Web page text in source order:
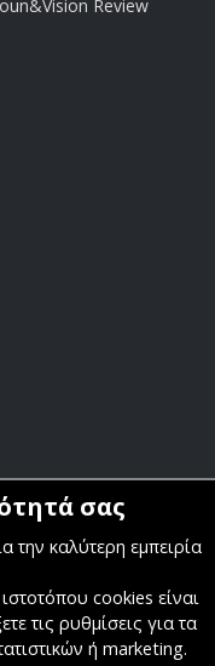
Review
σας
την καλύτερη εμπειρία
cookies είναι
τις ρυθμίσεις για τα
ή marketing.